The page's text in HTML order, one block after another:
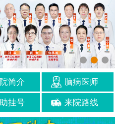
简介 脑病医师
挂号 来院路线